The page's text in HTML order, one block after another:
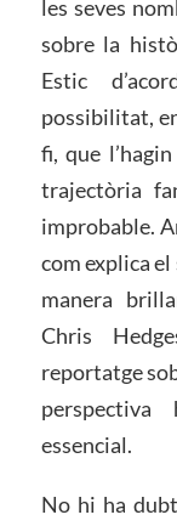
les seves
sobre la
Estic
possibilitat,
fi, que
trajectòria
improbable.
com explica
manera
Chris
reportatge
essencial.
No hi ha